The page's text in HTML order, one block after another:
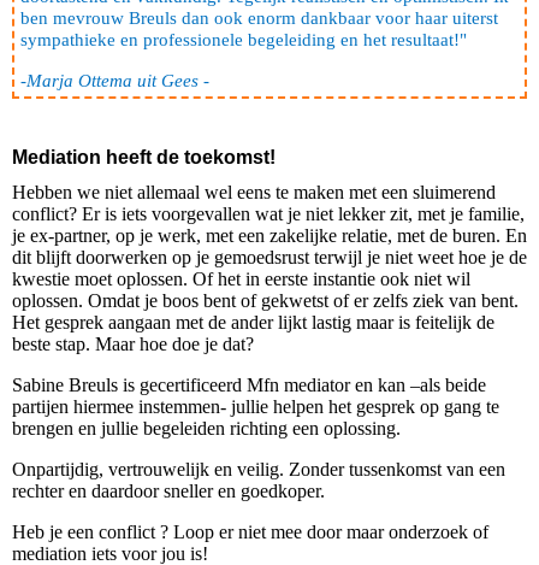
ben mevrouw Breuls dan ook enorm dankbaar voor haar uiterst
sympathieke en professionele begeleiding en het resultaat!"
-Marja Ottema uit Gees -
Mediation heeft de toekomst!
Hebben we niet allemaal wel eens te maken met een sluimerend
conflict? Er is iets voorgevallen wat je niet lekker zit, met je familie,
je ex-partner, op je werk, met een zakelijke relatie, met de buren. En
dit blijft doorwerken op je gemoedsrust terwijl je niet weet hoe je de
kwestie moet oplossen. Of het in eerste instantie ook niet wil
oplossen. Omdat je boos bent of gekwetst of er zelfs ziek van bent.
Het gesprek aangaan met de ander lijkt lastig maar is feitelijk de
beste stap. Maar hoe doe je dat?
Sabine Breuls is gecertificeerd Mfn mediator en kan –als beide
partijen hiermee instemmen- jullie helpen het gesprek op gang te
brengen en jullie begeleiden richting een oplossing.
Onpartijdig, vertrouwelijk en veilig. Zonder tussenkomst van een
rechter en daardoor sneller en goedkoper.
Heb je een conflict ? Loop er niet mee door maar onderzoek of
mediation iets voor jou is!